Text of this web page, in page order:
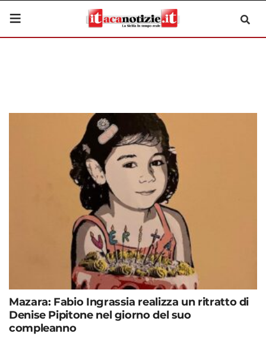
Mazara: Fabio Ingrassia realizza un ritratto di
Denise Pipitone nel giorno del suo
compleanno